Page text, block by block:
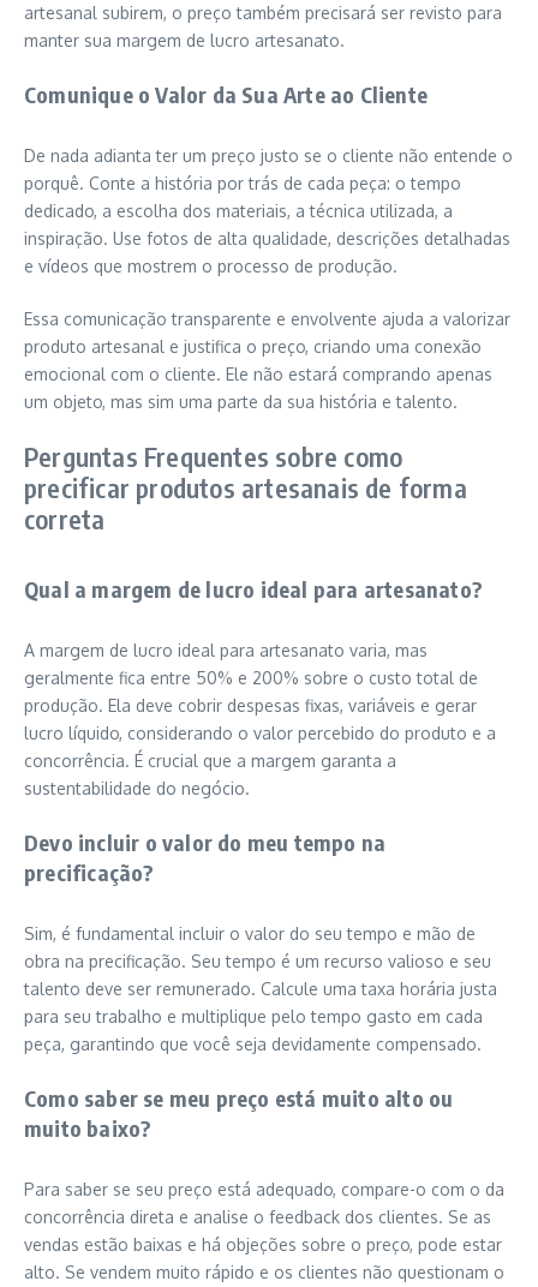
artesanal subirem, o preço também precisará ser revisto para
manter sua margem de lucro artesanato.
Comunique o Valor da Sua Arte ao Cliente
De nada adianta ter um preço justo se o cliente não entende o
porquê. Conte a história por trás de cada peça: o tempo
dedicado, a escolha dos materiais, a técnica utilizada, a
inspiração. Use fotos de alta qualidade, descrições detalhadas
e vídeos que mostrem o processo de produção.
Essa comunicação transparente e envolvente ajuda a valorizar
produto artesanal e justifica o preço, criando uma conexão
emocional com o cliente. Ele não estará comprando apenas
um objeto, mas sim uma parte da sua história e talento.
Perguntas Frequentes sobre como
precificar produtos artesanais de forma
correta
Qual a margem de lucro ideal para artesanato?
A margem de lucro ideal para artesanato varia, mas
geralmente fica entre 50% e 200% sobre o custo total de
produção. Ela deve cobrir despesas fixas, variáveis e gerar
lucro líquido, considerando o valor percebido do produto e a
concorrência. É crucial que a margem garanta a
sustentabilidade do negócio.
Devo incluir o valor do meu tempo na
precificação?
Sim, é fundamental incluir o valor do seu tempo e mão de
obra na precificação. Seu tempo é um recurso valioso e seu
talento deve ser remunerado. Calcule uma taxa horária justa
para seu trabalho e multiplique pelo tempo gasto em cada
peça, garantindo que você seja devidamente compensado.
Como saber se meu preço está muito alto ou
muito baixo?
Para saber se seu preço está adequado, compare-o com o da
concorrência direta e analise o feedback dos clientes. Se as
vendas estão baixas e há objeções sobre o preço, pode estar
alto. Se vendem muito rápido e os clientes não questionam o